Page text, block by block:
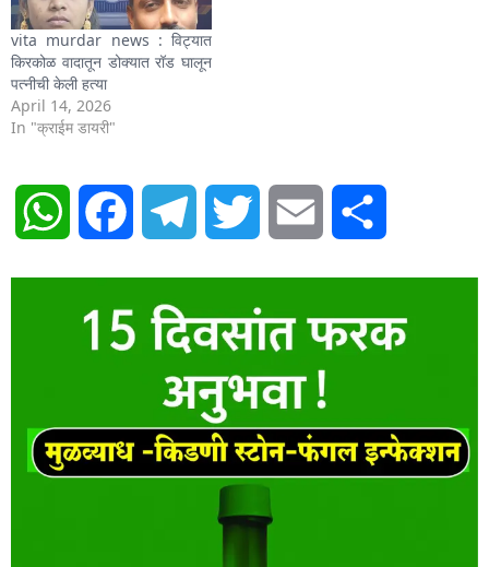
vita murdar news : विट्यात
किरकोळ वादातून डोक्यात रॉड घालून
पत्नीची केली हत्या
April 14, 2026
In "क्राईम डायरी"
WhatsAppFacebook Telegram Twitter Email